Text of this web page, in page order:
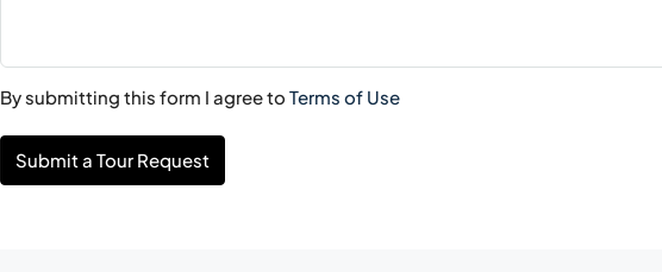
By submitting this form I agree toTerms of Use
Submit a Tour Request